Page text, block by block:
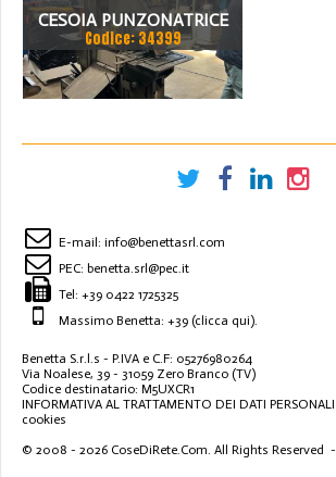
CESOIA PUNZONATRICE
UNIVERSALE FICEP
Codice: 34399
E-mail: info@benettasrl.com
PEC: benetta.srl@pec.it
Tel: +39 0422 1725325
Massimo Benetta: +39 (clicca qui).
Benetta S.r.l.s - P.IVA e C.F: 05276980264
Via Noalese, 39 - 31059 Zero Branco (TV)
Codice destinatario: M5UXCR1
INFORMATIVA AL TRATTAMENTO DEI DATI PERSONALI
cookies
© 2008 - 2026 CoseDiRete.Com. All Rights Reserved -